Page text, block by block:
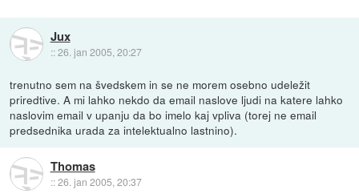
Jux
::26. jan 2005, 20:27
trenutno sem na švedskem in se ne morem osebno udeležit
priredtive. A mi lahko nekdo da email naslove ljudi na katere lahko
naslovim email v upanju da bo imelo kaj vpliva (torej ne email
predsednika urada za intelektualno lastnino).
Thomas
::26. jan 2005, 20:37